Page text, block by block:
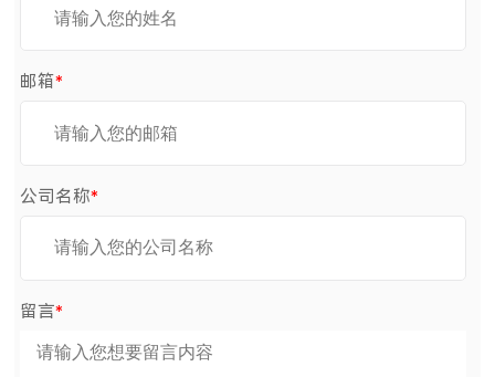
邮箱*
公司名称*
留言*